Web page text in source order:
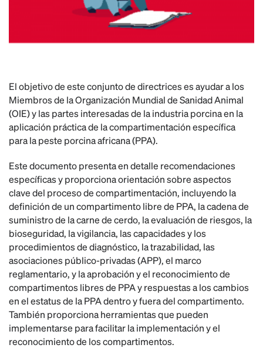
El objetivo de este conjunto de directrices es ayudar a los
Miembros de la Organización Mundial de Sanidad Animal
(OIE) y las partes interesadas de la industria porcina en la
aplicación práctica de la compartimentación específica
para la peste porcina africana (PPA).
Este documento presenta en detalle recomendaciones
específicas y proporciona orientación sobre aspectos
clave del proceso de compartimentación, incluyendo la
definición de un compartimento libre de PPA, la cadena de
suministro de la carne de cerdo, la evaluación de riesgos, la
bioseguridad, la vigilancia, las capacidades y los
procedimientos de diagnóstico, la trazabilidad, las
asociaciones público-privadas (APP), el marco
reglamentario, y la aprobación y el reconocimiento de
compartimentos libres de PPA y respuestas a los cambios
en el estatus de la PPA dentro y fuera del compartimento.
También proporciona herramientas que pueden
implementarse para facilitar la implementación y el
reconocimiento de los compartimentos.